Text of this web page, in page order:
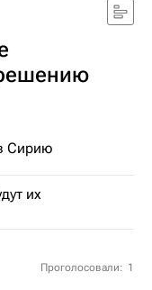
Сирию
их
Проголосовали: 1